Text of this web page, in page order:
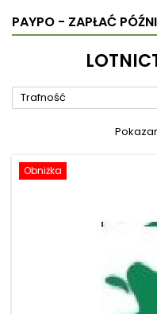
PAYPO - ZAPŁAĆ
Trafność
Obniżka